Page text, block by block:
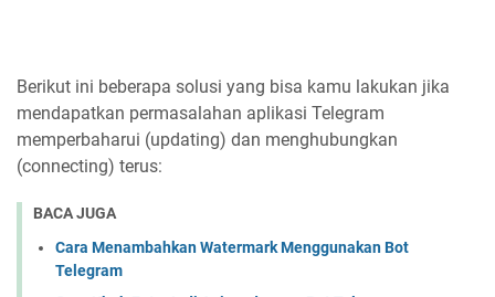
Berikut ini beberapa solusi yang bisa kamu lakukan jika
mendapatkan permasalahan aplikasi Telegram
memperbaharui (updating) dan menghubungkan
(connecting) terus:
BACA JUGA
Cara Menambahkan Watermark Menggunakan Bot
Telegram